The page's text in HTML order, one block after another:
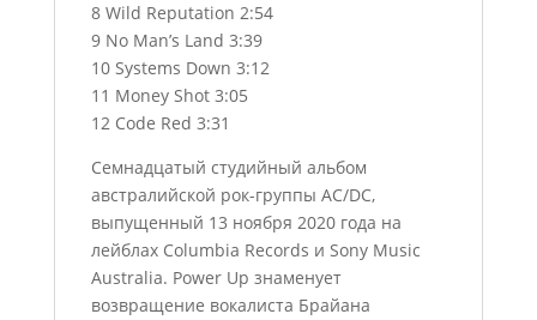
8 Wild Reputation 2:54
9 No Man’s Land 3:39
10 Systems Down 3:12
11 Money Shot 3:05
12 Code Red 3:31
Семнадцатый студийный альбом
австралийской рок-группы AC/DC,
выпущенный 13 ноября 2020 года на
лейблах Columbia Records и Sony Music
Australia. Power Up знаменует
возвращение вокалиста Брайана